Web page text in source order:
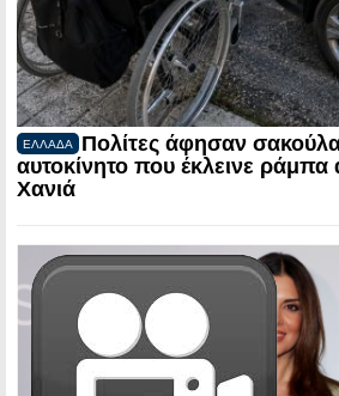
ΕΛΛΑΔΑ
Πολίτες άφησαν
αυτοκίνητο που έκλεινε
Χανιά